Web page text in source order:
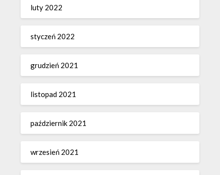
luty 2022
styczeń 2022
grudzień 2021
listopad 2021
październik 2021
wrzesień 2021